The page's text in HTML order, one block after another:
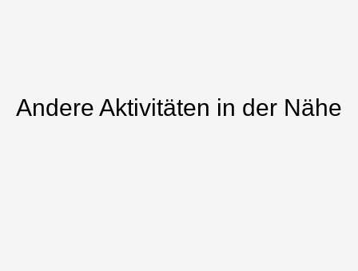
Andere Aktivitäten in der Nähe